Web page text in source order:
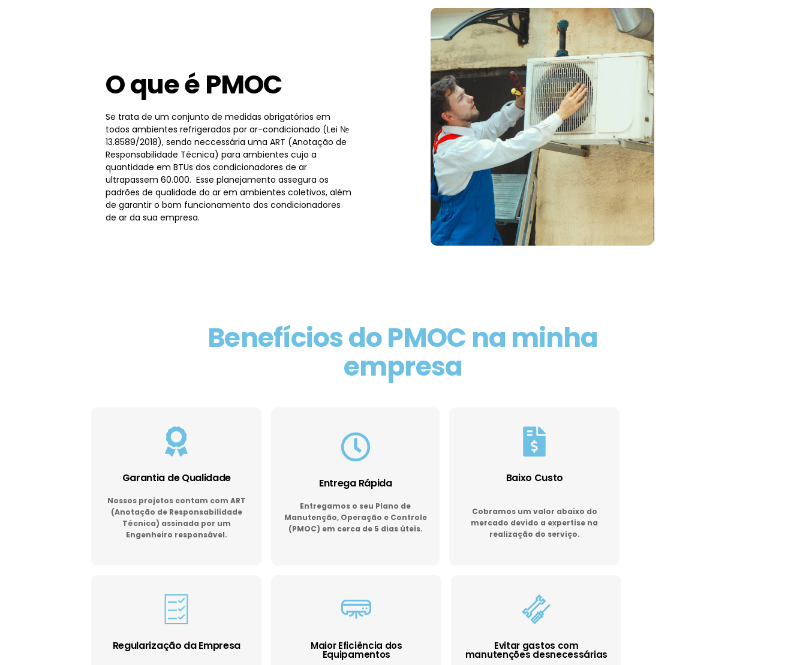
O que é PMOC
Se trata de um conjunto de medidas obrigatórios em
todos ambientes refrigerados por ar-condicionado (Lei №
13.8589/2018), sendo neccessária uma ART (Anotação de
Responsabilidade Técnica) para ambientes cujo a
quantidade em BTUs dos condicionadores de ar
ultrapassem 60.000. Esse planejamento assegura os
padrões de qualidade do ar em ambientes coletivos, além
de garantir o bom funcionamento dos condicionadores
de ar da sua empresa.
Benefícios do PMOC na minha
empresa
Garantia de Qualidade
Nossos projetos contam com ART
(Anotação de Responsabilidade
Técnica) assinada por um
Engenheiro responsável.
Entrega Rápida
Entregamos o seu Plano de
Manutenção, Operação e Controle
(PMOC) em cerca de 5 dias úteis.
Baixo Custo
Cobramos um valor abaixo do
mercado devido a expertise na
realização do serviço.
Regularização da Empresa Maior Eficiência dos
Equipamentos
Evitar gastos com
manutenções desnecessárias